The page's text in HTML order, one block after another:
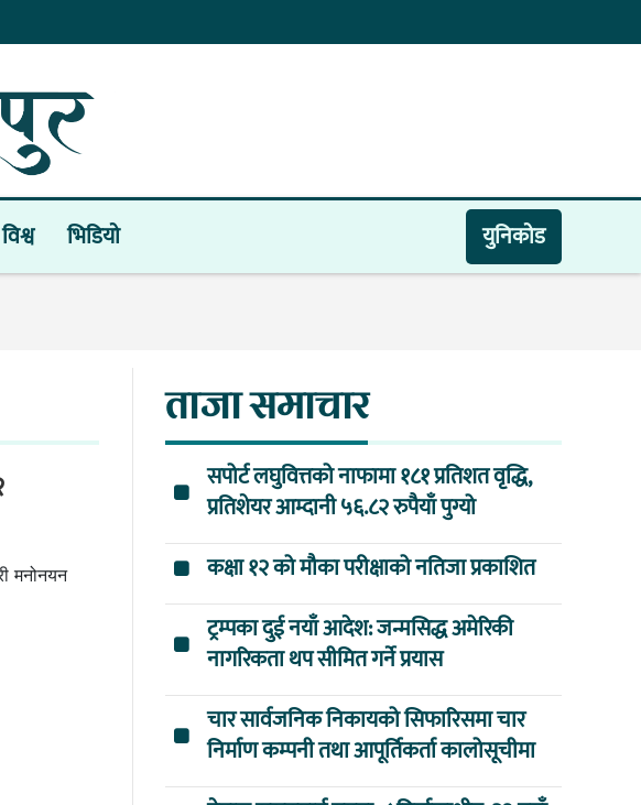
विश्व भिडियाे युनिकाेड
मनोनयन
ताजा समाचार
सपोर्ट लघुवित्तको नाफामा १८१ प्रतिशत वृद्धि,
प्रतिशेयर आम्दानी ५६.८२ रुपैयाँ पुग्यो
कक्षा १२ को मौका परीक्षाको नतिजा प्रकाशित
ट्रम्पका दुई नयाँ आदेश: जन्मसिद्ध अमेरिकी
नागरिकता थप सीमित गर्ने प्रयास
चार सार्वजनिक निकायको सिफारिसमा चार
निर्माण कम्पनी तथा आपूर्तिकर्ता कालोसूचीमा